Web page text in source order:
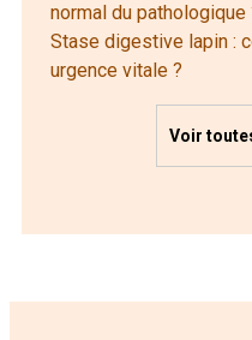
normal du pathologique
Stase digestive lapin :
urgence vitale ?
Voir